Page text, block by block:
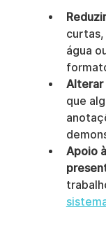
curtas,
água
Alterar
que
Apoio